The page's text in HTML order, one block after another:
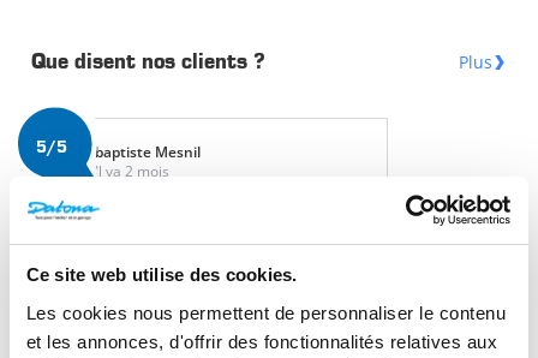
Ce site web utilise des cookies.
Les cookies nous permettent de personnaliser le contenu
et les annonces, d'offrir des fonctionnalités relatives aux
Que disent nos clients ? Plus
5/5
baptiste Mesnil
Il ya 2 mois
tres bien
Traitement de l'huile